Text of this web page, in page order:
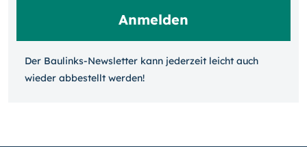
Der Baulinks-Newsletter kann jeder­zeit leicht auch
wieder ab­bestellt werden!